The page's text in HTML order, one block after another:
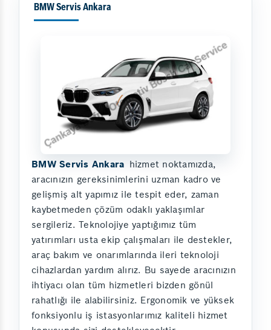
BMW Servis Ankara
BMW Servis Ankara hizmet noktamızda,
aracınızın gereksinimlerini uzman kadro ve
gelişmiş alt yapımız ile tespit eder, zaman
kaybetmeden çözüm odaklı yaklaşımlar
sergileriz. Teknolojiye yaptığımız tüm
yatırımları usta ekip çalışmaları ile destekler,
araç bakım ve onarımlarında ileri teknoloji
cihazlardan yardım alırız. Bu sayede aracınızın
ihtiyacı olan tüm hizmetleri bizden gönül
rahatlığı ile alabilirsiniz. Ergonomik ve yüksek
fonksiyonlu iş istasyonlarımız kaliteli hizmet